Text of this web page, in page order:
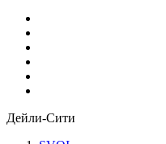
Дейли-Сити